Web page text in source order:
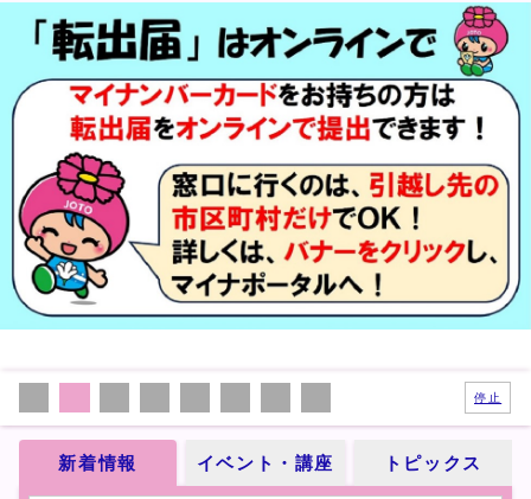
停止
新着情報 イベント・講座 トピックス